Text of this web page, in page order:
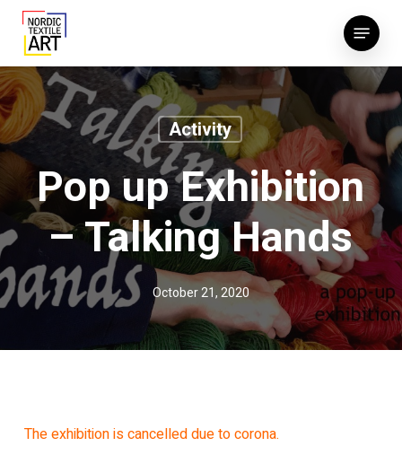
Skip
main
content
Menu
Activity
Pop up Exhibition
– Talking Hands
October 21, 2020
The exhibition is cancelled due to corona.